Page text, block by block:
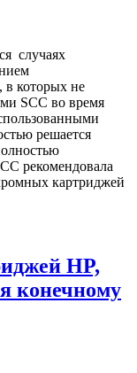
случаях
в которых не
SCC во время
решается
рекомендовала
картриджей
HP,
конечному